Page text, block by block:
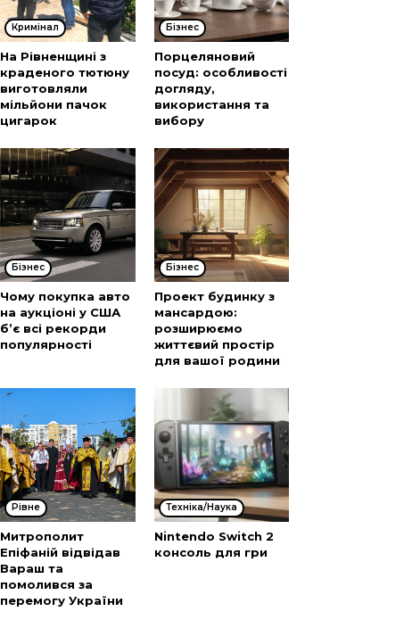
Кримінал
На Рівненщині з
краденого тютюну
виготовляли
мільйони пачок
цигарок
Бізнес
Порцеляновий
посуд: особливості
догляду,
використання та
вибору
Бізнес
Чому покупка авто
на аукціоні у США
б’є всі рекорди
популярності
Бізнес
Проект будинку з
мансардою:
розширюємо
життєвий простір
для вашої родини
Рівне
Митрополит
Епіфаній відвідав
Вараш та
помолився за
перемогу України
Техніка/Наука
Nintendo Switch 2
консоль для гри